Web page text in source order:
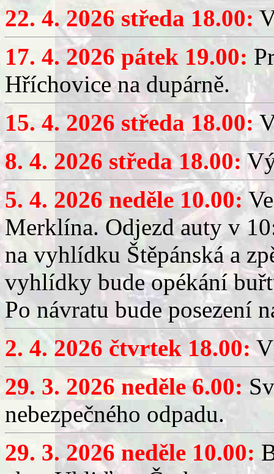
22. 4. 2026 středa 18.00:
17. 4. 2026 pátek 19.00:
Hříchovice na dupárně.
15. 4. 2026 středa 18.00:
8. 4. 2026 středa 18.00:
5. 4. 2026 neděle 10.00:
Merklína. Odjezd auty v
na vyhlídku Štěpánská a
vyhlídky bude opékání
Po návratu bude posezení
2. 4. 2026 čtvrtek 18.00:
29. 3. 2026 neděle 6.00:
nebezpečného odpadu.
29. 3. 2026 neděle 10.00: